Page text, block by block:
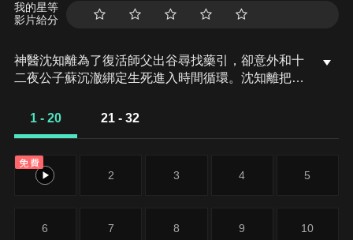
我的星等
影片給分
神醫沈知離為了復活師父出谷尋找藥引，卻意外和十
二夜公子蘇沉澈綁定生死進入時間循環。沈知離把蘇
南疆，經歷了一系列生死冒險。沈知離成功集齊藥
1 - 20 21 - 32
免費
1 2 3 4 5
6 7 8 9 10